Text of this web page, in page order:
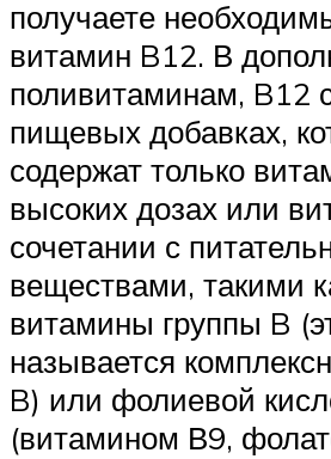
получаете
витамин B12. В
поливитаминам, B12
пищевых добавках,
содержат только
высоких дозах или
сочетании с
веществами, такими
витамины группы B
называется
B) или фолиевой
(витамином В9,